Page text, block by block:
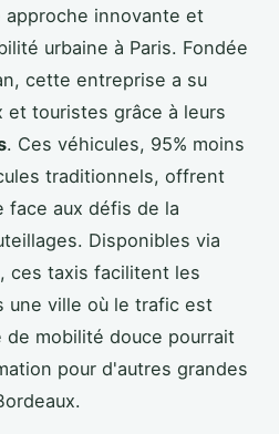
approche innovante et
urbaine à Paris. Fondée
cette entreprise a su
et touristes grâce à leurs
. Ces véhicules, 95% moins
traditionnels, offrent
face aux défis de la
Disponibles via
ces taxis facilitent les
une ville où le trafic est
de mobilité douce pourrait
pour d'autres grandes